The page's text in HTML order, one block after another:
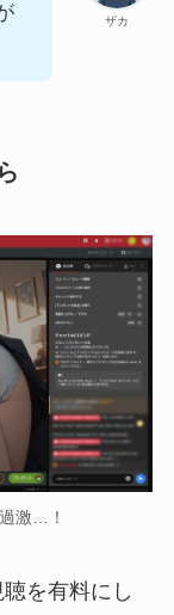
ザカ
激…！
を有料にし